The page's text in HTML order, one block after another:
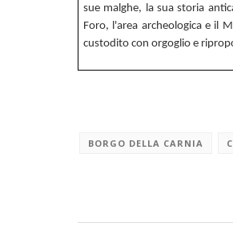
sue malghe, la sua storia
Foro, l'area archeologica e il
custodito con orgoglio e
BORGO DELLA CARNIA